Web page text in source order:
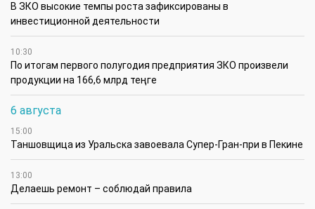
В ЗКО высокие темпы роста зафиксированы в
инвестиционной деятельности
10:30
По итогам первого полугодия предприятия ЗКО произвели
продукции на 166,6 млрд теңге
6 августа
15:00
Таншовщица из Уральска завоевала Супер-Гран-при в Пекине
13:00
Делаешь ремонт – соблюдай правила